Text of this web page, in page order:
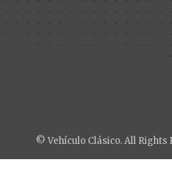
© Vehículo Clásico. All Rights